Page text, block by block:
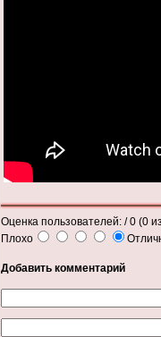
Оценка пользователей: / 0 (0 из
Плохо
Добавить комментарий